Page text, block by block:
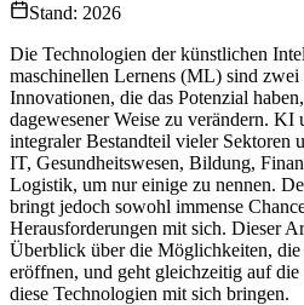
Stand: 2026
Die Technologien der künstlichen
maschinellen Lernens (ML) sind zwei
Innovationen, die das Potenzial
dagewesener Weise zu verändern. KI
integraler Bestandteil vieler Sektoren
IT, Gesundheitswesen, Bildung,
Logistik, um nur einige zu nennen.
bringt jedoch sowohl immense
Herausforderungen mit sich. Dieser
Überblick über die Möglichkeiten,
eröffnen, und geht gleichzeitig auf
diese Technologien mit sich bringen.